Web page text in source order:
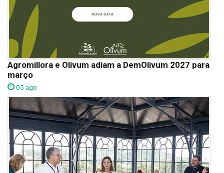
Agromillora e Olivum adiam a DemOlivum 2027 para
março
05 ago